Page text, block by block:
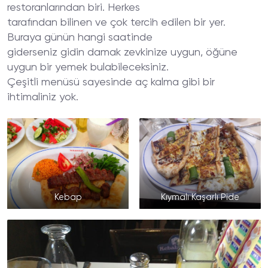
restoranlarından biri. Herkes
tarafından bilinen ve çok tercih edilen bir yer.
Buraya günün hangi saatinde
giderseniz gidin damak zevkinize uygun, öğüne
uygun bir yemek bulabileceksiniz.
Çeşitli menüsü sayesinde aç kalma gibi bir
ihtimaliniz yok.
Kebap Kıymalı Kaşarlı Pide